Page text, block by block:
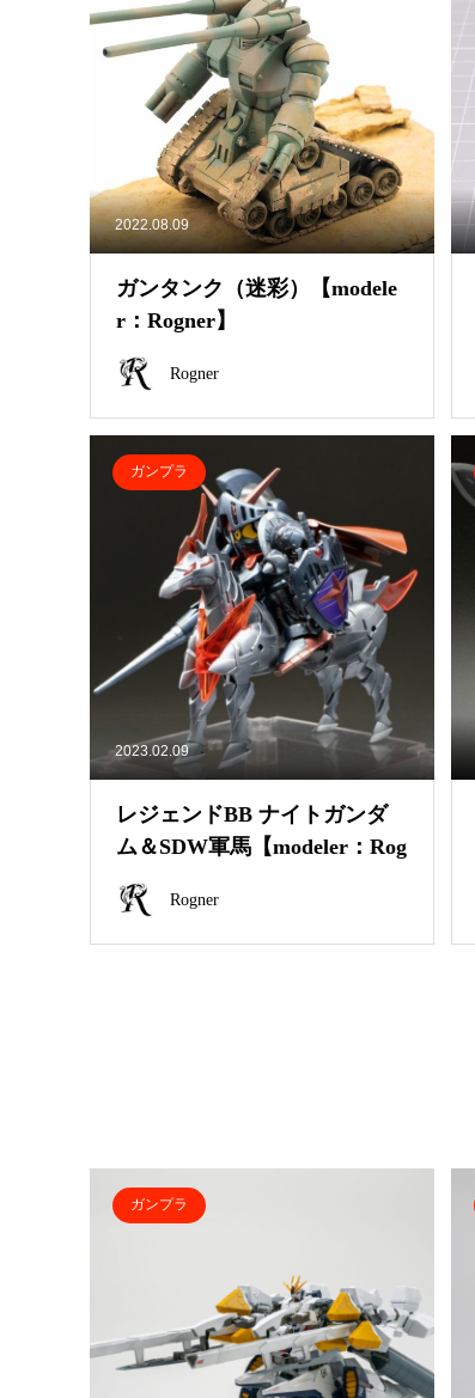
2022.08.09
ガンタンク（迷彩）【modele
r：Rogner】
Rogner
2023.02.09
ガンプラ
レジェンドBB ナイトガンダ
ム＆SDW軍馬【modeler：Rog
ner】
Rogner
ガンプラ